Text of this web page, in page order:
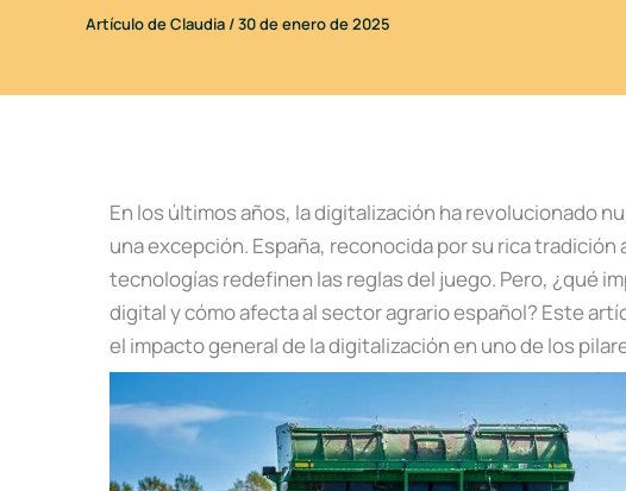
Artículo deClaudia /30 de enero de 2025
En los últimos años, la digitalización ha revolucionado
una excepción. España, reconocida por su rica
tecnologías redefinen las reglas del juego. Pero, ¿qué
digital y cómo afecta al sector agrario español? Este
el impacto general de la digitalización en uno de los